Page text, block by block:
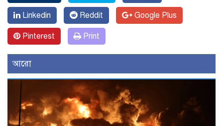
Linkedin Reddit Google Plus
Pinterest Print
আরো